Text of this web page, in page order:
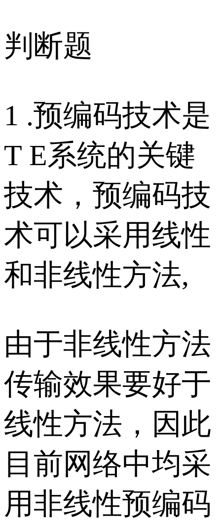
判断题
1 .预编码技术是
T E系统的关键
技术，预编码技
术可以采用线性
和非线性方法,
由于非线性方法
传输效果要好于
线性方法，因此
目前网络中均采
用非线性预编码